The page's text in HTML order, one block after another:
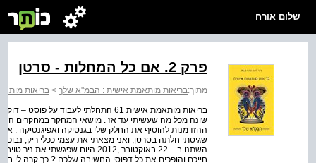
שלום אורח
פרק 2. אם כל המחלות - סרטן
מתוך:בריאות מותאמת אישית : הבמ"א שלך > בריאות
בריאות מותאמת אישית 61 התחלתי
שונה מכל מה שעשיתי עד אז . מושאי המחקר במחקרים
ההזדמנות להוסיף את החלק שלי בגנטיקה ואפיגנטיקה .
שגיסתי חלתה בסרטן, ואני מצאתי את עצמי ככלי ריק,
השתנו ב – 22 באוקטובר ,2012